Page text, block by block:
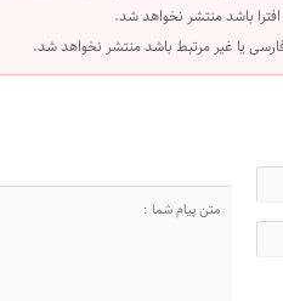
باشد منتشر نخواهد شد.
یا غیر مرتبط باشد منتشر نخواهد شد.